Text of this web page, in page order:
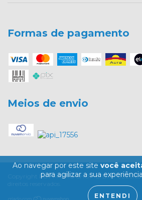
Ao navegar por este site você
para agilizar a sua
ENTENDI
Formas de pagamento
Meios de envio
Copyright PET PATÃO SHOP LTDA -